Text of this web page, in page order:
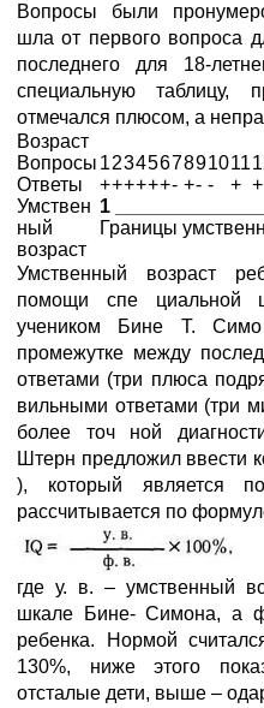
Вопросы были
шла от первого вопроса
последнего для 18-
специальную таблицу,
отмечался плюсом, а
Возраст
Вопросы 1234567891011
Ответы
++++++- +- - + +
Умствен
ный
возраст
1
Границы
Умственный возраст
помощи спе циальной
учеником Бине Т.
промежутке между
ответами (три плюса
вильными ответами (три
более точ ной
Штерн предложил ввести
), который является
рассчитывается по
где у. в. – умственный
шкале Бине- Симона, а
ребенка. Нормой
130%, ниже этого
отсталые дети, выше –